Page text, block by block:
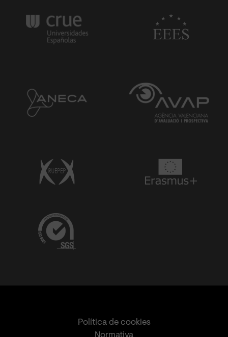
Política de cookies
Normativa